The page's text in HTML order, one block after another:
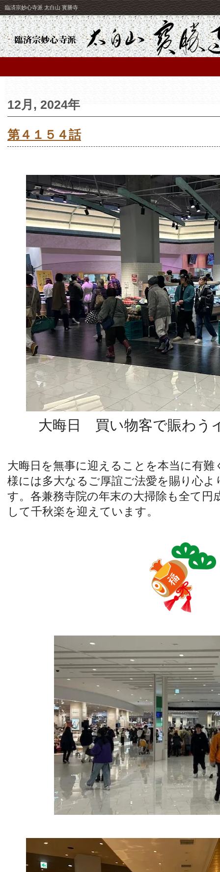
臨済宗妙心寺派 太白山 寳勝寺
12月, 2024年
第４１５４話
大晦日 買い物客で賑わう
大晦日を無事に迎えることを本当に有難
様には多大なるご厚誼ご法愛を賜り心
す。各兼務寺院の年末の大掃除も全て円
して千秋楽を迎えています。